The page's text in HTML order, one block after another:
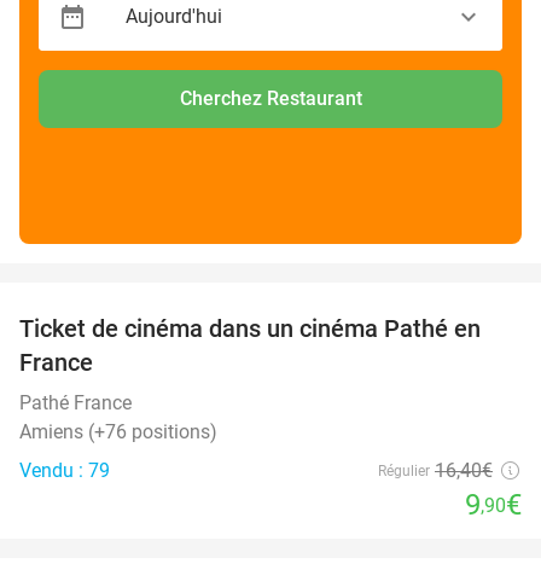
Cherchez Restaurant
40%
Ticket de cinéma dans un cinéma Pathé en
France
Pathé France
Amiens (+76 positions)
Vendu : 79
Régulier 16,40€
9,90€